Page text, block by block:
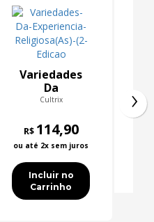
Variedades
Da
Experiencia
(2 Edicao
Cultrix
R$ 114,90
ou até 2x sem juros
Incluir no
Carrinho
›